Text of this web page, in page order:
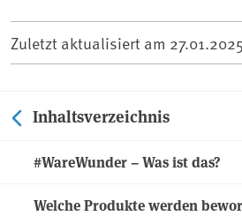
Zuletzt aktualisiert am 27.01.2025
Inhaltsverzeichnis
#WareWunder – Was ist das?
Welche Produkte werden